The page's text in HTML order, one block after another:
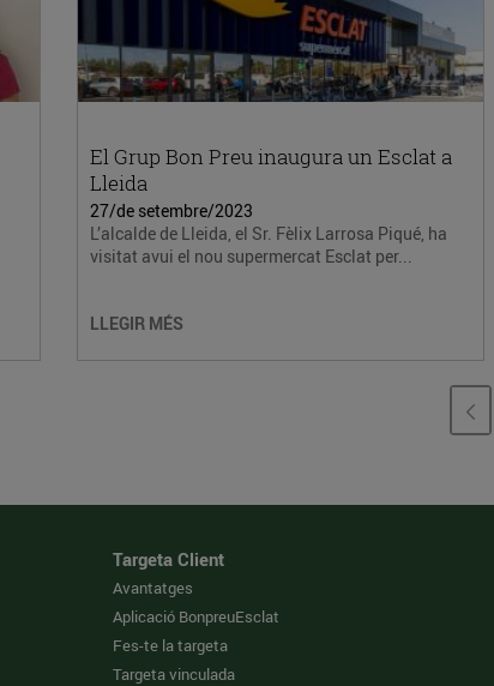
El Grup Bon Preu inaugura un Esclat a
Lleida
27/de setembre/2023
L’alcalde de Lleida, el Sr. Fèlix Larrosa Piqué, ha
visitat avui el nou supermercat Esclat per...
LLEGIR MÉS
Targeta Client
Avantatges
Aplicació BonpreuEsclat
Fes-te la targeta
Targeta vinculada